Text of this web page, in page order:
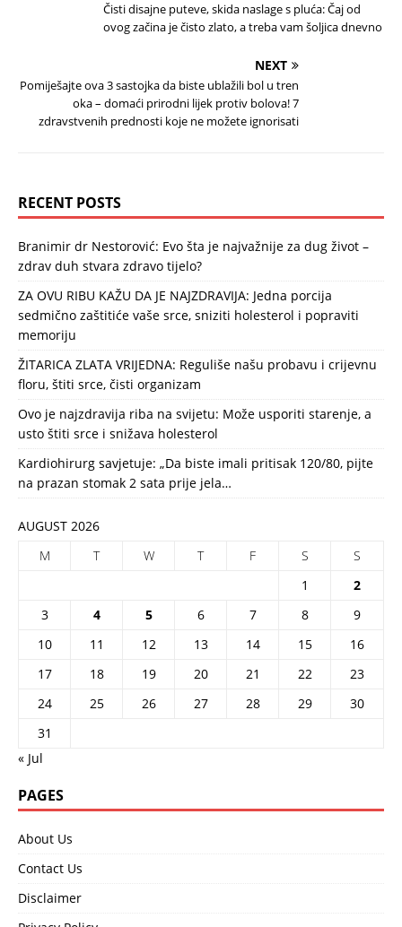
Čisti disajne puteve, skida naslage s pluća: Čaj od
ovog začina je čisto zlato, a treba vam šoljica dnevno
NEXT
Pomiješajte ova 3 sastojka da biste ublažili bol u tren
oka – domaći prirodni lijek protiv bolova! 7
zdravstvenih prednosti koje ne možete ignorisati
RECENT POSTS
Branimir dr Nestorović: Evo šta je najvažnije za dug život –
zdrav duh stvara zdravo tijelo?
ZA OVU RIBU KAŽU DA JE NAJZDRAVIJA: Jedna porcija
sedmično zaštitiće vaše srce, sniziti holesterol i popraviti
memoriju
ŽITARICA ZLATA VRIJEDNA: Reguliše našu probavu i crijevnu
floru, štiti srce, čisti organizam
Ovo je najzdravija riba na svijetu: Može usporiti starenje, a
usto štiti srce i snižava holesterol
Kardiohirurg savjetuje: „Da biste imali pritisak 120/80, pijte
na prazan stomak 2 sata prije jela…
AUGUST 2026
M
T W T F S
S
1
2
3
4 5 6 7 8
9
10
11 12 13 14 15
16
17
18 19 20 21 22
23
24
25 26 27 28 29
30
31
« Jul
PAGES
About Us
Contact Us
Disclaimer